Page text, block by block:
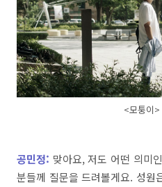
<모퉁이
공민정: 맞아요,저도 어떤 의미
분들께 질문을 드려볼게요. 성원